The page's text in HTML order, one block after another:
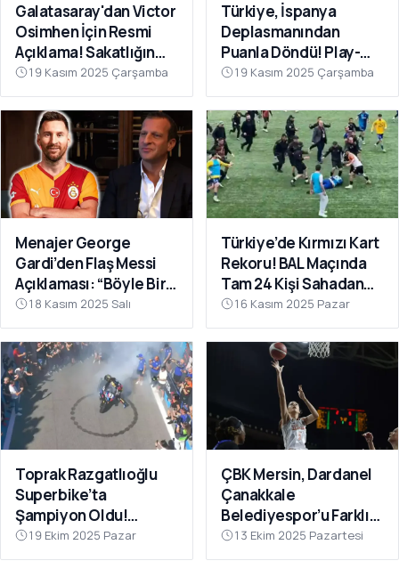
Galatasaray'dan Victor
Osimhen İçin Resmi
Açıklama! Sakatlığın
Son Durumu Belli Oldu
19 Kasım 2025 Çarşamba
Türkiye, İspanya
Deplasmanından
Puanla Döndü! Play-
Off Öncesi Moral: 2-2
19 Kasım 2025 Çarşamba
Menajer George
Gardi’den Flaş Messi
Açıklaması: “Böyle Bir
Fırsat Olursa,
Galatasaray İçin
Faydalı Olabilir”
18 Kasım 2025 Salı
Türkiye’de Kırmızı Kart
Rekoru! BAL Maçında
Tam 24 Kişi Sahadan
Atıldı
16 Kasım 2025 Pazar
Toprak Razgatlıoğlu
Superbike’ta
Şampiyon Oldu!
Rakibinin Skandal
Hamlesi Tepki Çekti
19 Ekim 2025 Pazar
ÇBK Mersin, Dardanel
Çanakkale
Belediyespor’u Farklı
Geçti: 112-78
13 Ekim 2025 Pazartesi